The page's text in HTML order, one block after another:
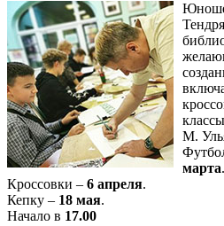
М.
марта.
Кроссовки – 6 апреля.
Кепку – 18 мая.
Начало в 17.00